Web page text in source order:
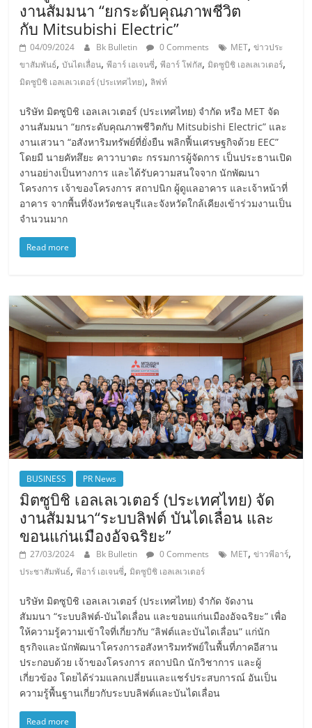
งานสัมมนา “ยกระดับคุณภาพชีวิต
กับ Mitsubishi Electric”
04/09/2024 Bk Bulletin 0 Comments MET,ข่าวประ
ขาสัมพันธ์,บันไดเลื่อน,พีอาร์ เอเจนซี่,พีอาร์ โฟกัส,มิตซูบิชิ เอลเลเวเตอร์,
มิตซูบิชิ เอลเลเวเตอร์ (ประเทศไทย),ลิฟท์
บริษัท มิตซูบิชิ เอลเลเวเตอร์ (ประเทศไทย) จำกัด หรือ MET จัด
งานสัมมนา “ยกระดับคุณภาพชีวิตกับ Mitsubishi Electric” และ
งานเสวนา “อสังหาริมทรัพย์ที่ยั่งยืน พลิกฟื้นเศรษฐกิจด้วย EEC”
โดยมี นายคัทสึยะ คาวาบาตะ กรรมการผู้จัดการ เป็นประธานเปิด
งานอย่างเป็นทางการ และได้รับความสนใจจาก นักพัฒนา
โครงการ เจ้าของโครงการ สถาปนิก ผู้ดูแลอาคาร และเจ้าหน้าที่
อาคาร จากพื้นที่จังหวัดชลบุรีและจังหวัดใกล้เคียงเข้าร่วมงานเป็น
จำนวนมาก
Read more
BUSINESS PR News
มิตซูบิชิ เอลเลเวเตอร์ (ประเทศไทย) จัด
งานสัมมนา“ระบบลิฟต์ บันไดเลื่อน และ
ขอนแก่นเมืองอัจฉริยะ”
27/03/2024 Bk Bulletin 0 Comments MET,ข่าวพีอาร์,
ประชาสัมพันธ์,พีอาร์ เอเจนซี่,มิตซูบิชิ เอลเลเวเตอร์
บริษัท มิตซูบิชิ เอลเลเวเตอร์ (ประเทศไทย) จำกัด จัดงาน
สัมมนา “ระบบลิฟต์-บันไดเลื่อน และขอนแก่นเมืองอัจฉริยะ” เพื่อ
ให้ความรู้ความเข้าใจที่เกี่ยวกับ “ลิฟต์และบันไดเลื่อน” แก่นัก
ธุรกิจและนักพัฒนาโครงการอสังหาริมทรัพย์ในพื้นที่ภาคอีสาน
ประกอบด้วย เจ้าของโครงการ สถาปนิก นักวิชาการ และผู้
เกี่ยวข้อง โดยได้ร่วมแลกเปลี่ยนและแชร์ประสบการณ์ อันเป็น
ความรู้พื้นฐานเกี่ยวกับระบบลิฟต์และบันไดเลื่อน
Read more